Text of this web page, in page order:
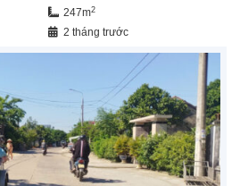
247m2
2 tháng trước